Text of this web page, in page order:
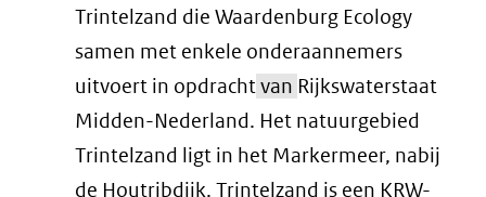
Trintelzand die Waardenburg Ecology
samen met enkele onderaannemers
uitvoert in opdrachtvan Rijkswaterstaat
Midden-Nederland. Het natuurgebied
Trintelzand ligt in het Markermeer, nabij
de Houtribdijk. Trintelzand is een KRW-